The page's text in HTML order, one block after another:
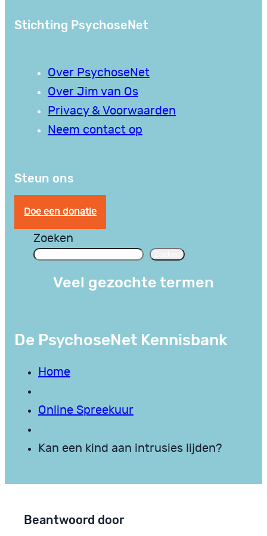
Stichting PsychoseNet
Over PsychoseNet
Over Jim van Os
Privacy & Voorwaarden
Neem contact op
Steun ons
Doe een donatie
Zoeken
Veel gezochte termen
De PsychoseNet Kennisbank
Home
Online Spreekuur
Kan een kind aan intrusies lijden?
Beantwoord door